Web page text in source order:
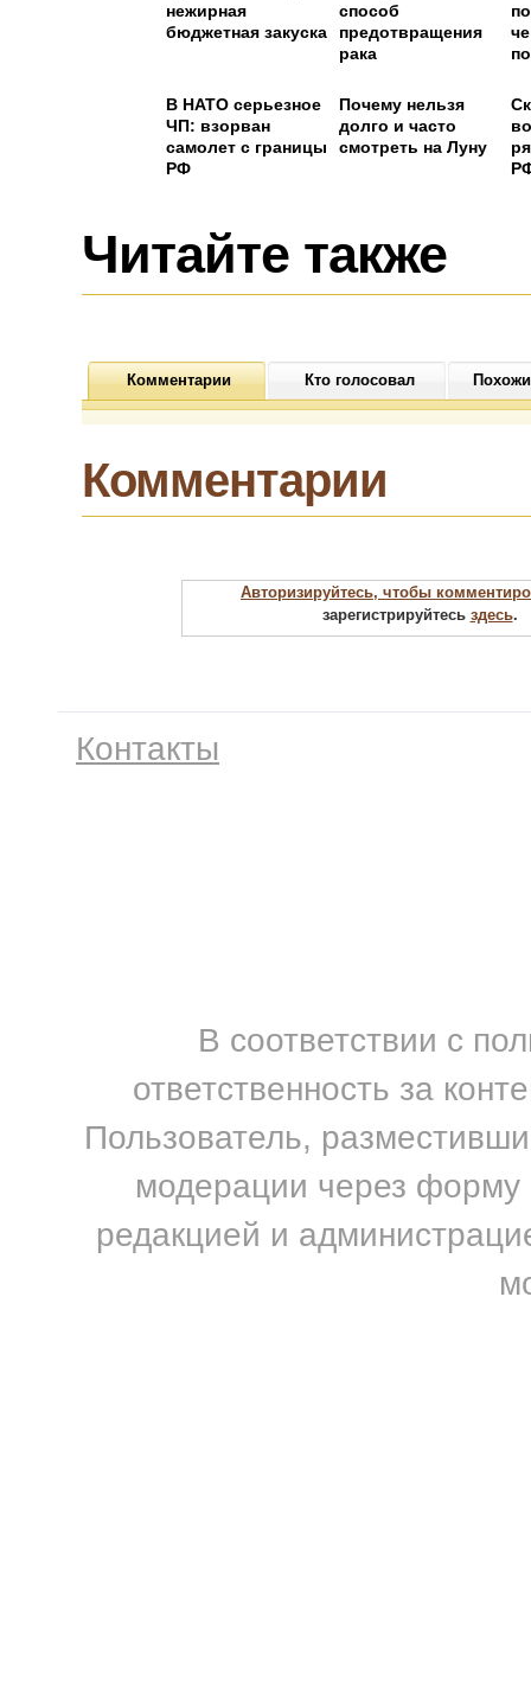
нежирная
бюджетная закуска
способ
предотвращения
рака
В НАТО серьезное
ЧП: взорван
самолет с границы
РФ
Почему нельзя
долго и часто
смотреть на Луну
Читайте также
Комментарии Кто голосовал
Комментарии
Авторизируйтесь, чтобы
зарегистрируйтесь здесь.
Контакты
В соответствии с
ответственность за
Пользователь,
модерации через форму
редакцией и